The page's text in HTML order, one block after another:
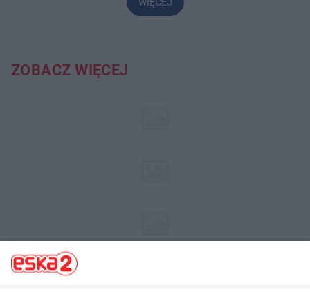
ZOBACZ WIĘCEJ